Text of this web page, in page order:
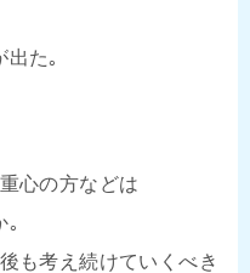
出た｡
心の方などは
｡
も考え続けていくべき